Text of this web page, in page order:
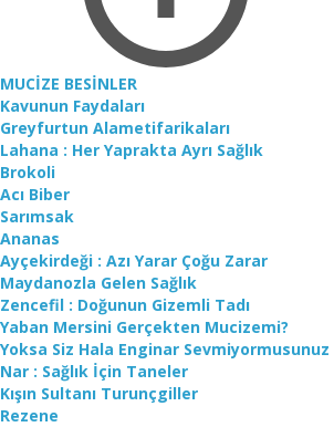
MUCİZE BESİNLER
Kavunun Faydaları
Greyfurtun Alametifarikaları
Lahana : Her Yaprakta Ayrı Sağlık
Brokoli
Acı Biber
Sarımsak
Ananas
Ayçekirdeği : Azı Yarar Çoğu Zarar
Maydanozla Gelen Sağlık
Zencefil : Doğunun Gizemli Tadı
Yaban Mersini Gerçekten Mucizemi?
Yoksa Siz Hala Enginar Sevmiyormusunuz
Nar : Sağlık İçin Taneler
Kışın Sultanı Turunçgiller
Rezene